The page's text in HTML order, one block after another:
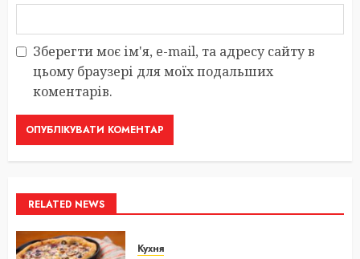
Зберегти моє ім'я, e-mail, та адресу сайту в
цьому браузері для моїх подальших
коментарів.
RELATED NEWS
Кухня